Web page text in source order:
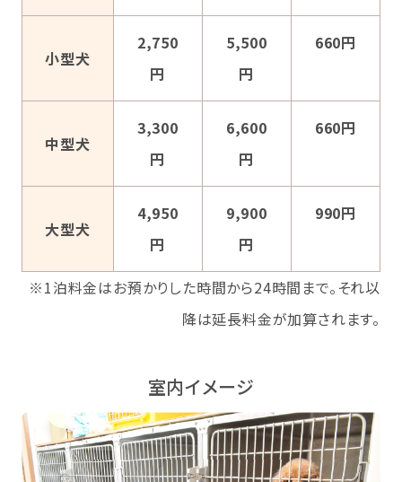
小型犬
2,750
円
5,500
円
660円
中型犬
3,300
円
6,600
円
660円
大型犬
4,950
円
9,900
円
990円
※1泊料金はお預かりした時間から24時間まで。それ以
降は延長料金が加算されます。
室内イメージ